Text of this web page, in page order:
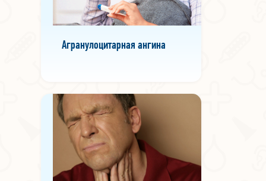
Агранулоцитарная ангина